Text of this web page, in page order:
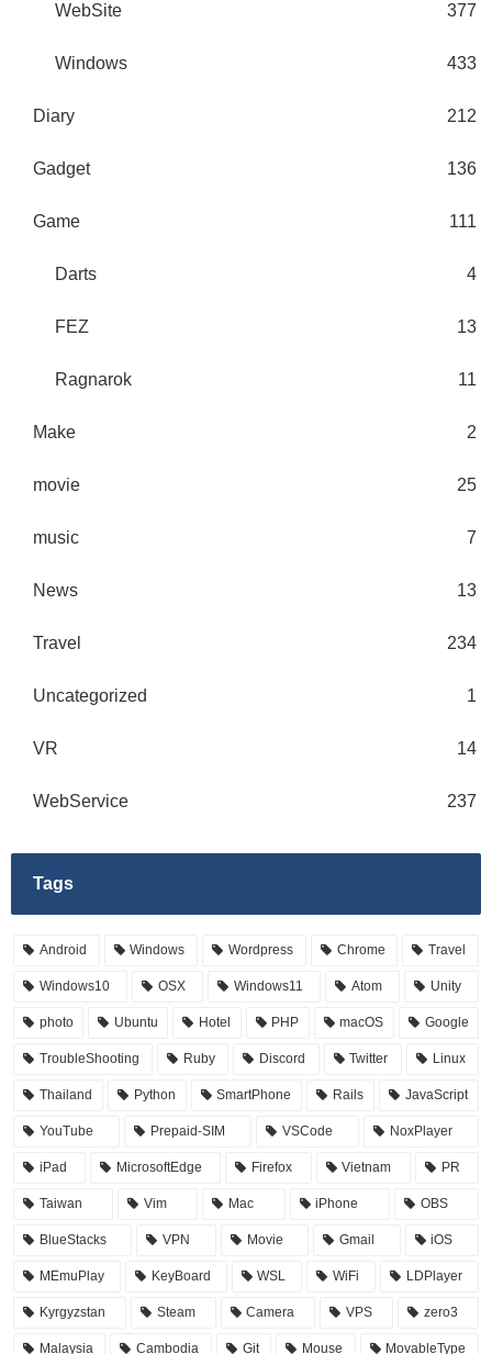
WebSite 377
Windows 433
Diary 212
Gadget 136
Game 111
Darts 4
FEZ 13
Ragnarok 11
Make 2
movie 25
music 7
News 13
Travel 234
Uncategorized 1
VR 14
WebService 237
Tags
Android Windows Wordpress Chrome Travel
Windows10 OSX Windows11 Atom Unity
photo Ubuntu Hotel PHP macOS Google
TroubleShooting Ruby Discord Twitter Linux
Thailand Python SmartPhone Rails JavaScript
YouTube Prepaid-SIM VSCode NoxPlayer
iPad MicrosoftEdge Firefox Vietnam PR
Taiwan Vim Mac iPhone OBS
BlueStacks VPN Movie Gmail iOS
MEmuPlay KeyBoard WSL WiFi LDPlayer
Kyrgyzstan Steam Camera VPS zero3
Malaysia Cambodia Git Mouse MovableType